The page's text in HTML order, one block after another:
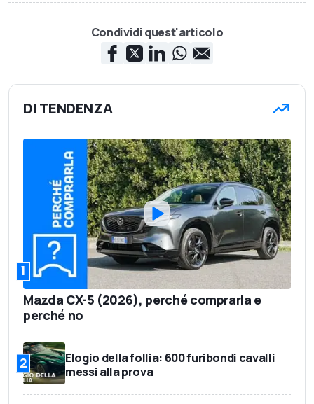
Condividi quest'articolo
DI TENDENZA
1
Mazda CX-5 (2026), perché comprarla e
perché no
2
Elogio della follia: 600 furibondi cavalli
messi alla prova